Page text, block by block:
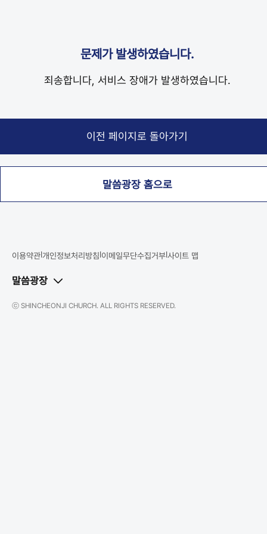
문제가 발생하였습니다.
죄송합니다, 서비스 장애가 발생하였습니다.
말씀광장 홈으로
이용약관개인정보처리방침 이메일무단수집거부사이트 맵
말씀광장
ⓒ SHINCHEONJI CHURCH. ALL RIGHTS RESERVED.